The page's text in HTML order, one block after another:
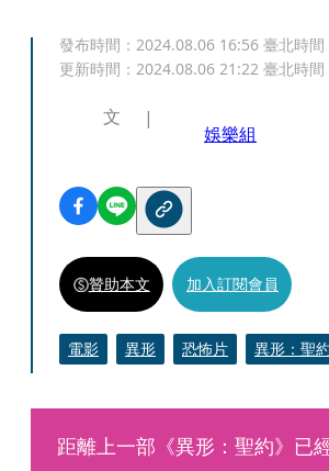
發布時間： 2024.08.06 16:56 臺北時間
更新時間： 2024.08.06 21:22 臺北時間
文
娛樂組
贊助本文 加入訂閱會員
電影 異形 恐怖片 異形：聖約
距離上一部《異形：聖約》已